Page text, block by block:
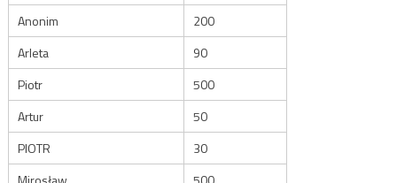
Anonim
200
Arleta
90
Piotr
500
Artur
50
PIOTR
30